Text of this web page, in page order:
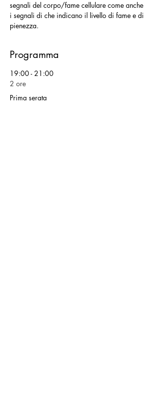
segnali del corpo/fame cellulare come anche
i segnali di che indicano il livello di fame e di
pienezza.
Programma
19:00 - 21:00
2 ore
Prima serata